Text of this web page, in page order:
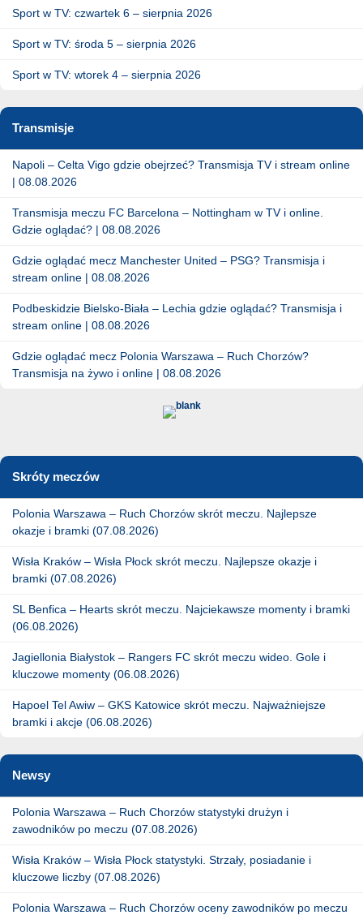
Sport w TV: czwartek 6 – sierpnia 2026
Sport w TV: środa 5 – sierpnia 2026
Sport w TV: wtorek 4 – sierpnia 2026
Transmisje
Napoli – Celta Vigo gdzie obejrzeć? Transmisja TV i stream online
| 08.08.2026
Transmisja meczu FC Barcelona – Nottingham w TV i online.
Gdzie oglądać? | 08.08.2026
Gdzie oglądać mecz Manchester United – PSG? Transmisja i
stream online | 08.08.2026
Podbeskidzie Bielsko-Biała – Lechia gdzie oglądać? Transmisja i
stream online | 08.08.2026
Gdzie oglądać mecz Polonia Warszawa – Ruch Chorzów?
Transmisja na żywo i online | 08.08.2026
Skróty meczów
Polonia Warszawa – Ruch Chorzów skrót meczu. Najlepsze
okazje i bramki (07.08.2026)
Wisła Kraków – Wisła Płock skrót meczu. Najlepsze okazje i
bramki (07.08.2026)
SL Benfica – Hearts skrót meczu. Najciekawsze momenty i bramki
(06.08.2026)
Jagiellonia Białystok – Rangers FC skrót meczu wideo. Gole i
kluczowe momenty (06.08.2026)
Hapoel Tel Awiw – GKS Katowice skrót meczu. Najważniejsze
bramki i akcje (06.08.2026)
Newsy
Polonia Warszawa – Ruch Chorzów statystyki drużyn i
zawodników po meczu (07.08.2026)
Wisła Kraków – Wisła Płock statystyki. Strzały, posiadanie i
kluczowe liczby (07.08.2026)
Polonia Warszawa – Ruch Chorzów oceny zawodników po meczu